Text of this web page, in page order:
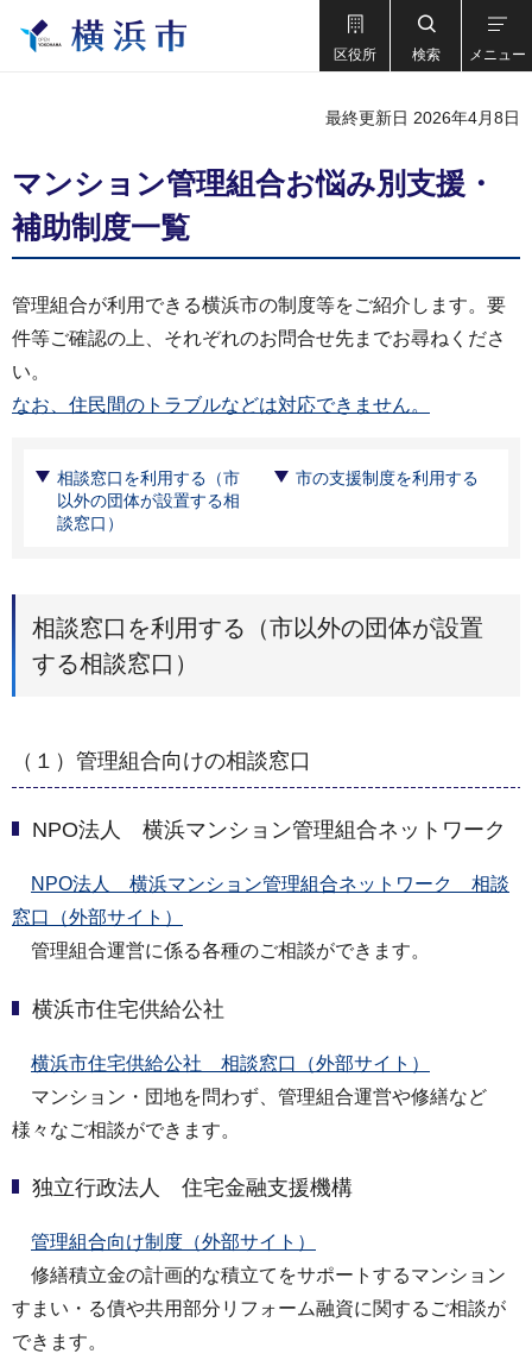
区役所 検索 メニュー
最終更新日 2026年4月8日
マンション管理組合お悩み別支援・
補助制度一覧
管理組合が利用できる横浜市の制度等をご紹介します。要
件等ご確認の上、それぞれのお問合せ先までお尋ねくださ
い。
なお、住民間のトラブルなどは対応できません。
相談窓口を利用する（市
以外の団体が設置する相
談窓口）
市の支援制度を利用する
相談窓口を利用する（市以外の団体が設置
する相談窓口）
（１）管理組合向けの相談窓口
NPO法人 横浜マンション管理組合ネットワーク
NPO法人 横浜マンション管理組合ネットワーク 相談
窓口（外部サイト）
管理組合運営に係る各種のご相談ができます。
横浜市住宅供給公社
横浜市住宅供給公社 相談窓口（外部サイト）
マンション・団地を問わず、管理組合運営や修繕など
様々なご相談ができます。
独立行政法人 住宅金融支援機構
管理組合向け制度（外部サイト）
修繕積立金の計画的な積立てをサポートするマンション
すまい・る債や共用部分リフォーム融資に関するご相談が
できます。